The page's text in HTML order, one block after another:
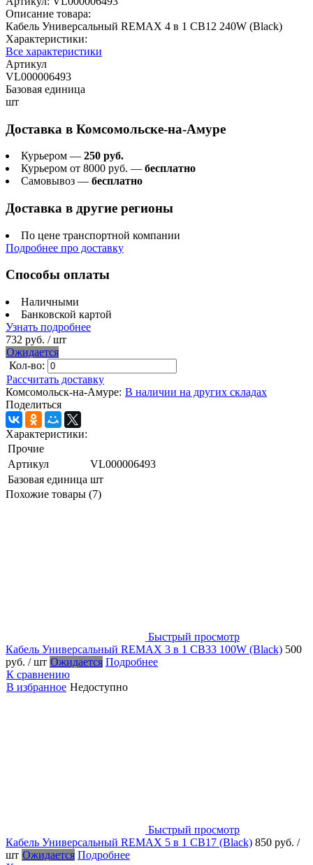
Описание товара:
Кабель Универсальный REMAX 4 в 1 CB12 240W (Black)
Характеристики:
Все характеристики
Артикул
VL000006493
Базовая единица
шт
Доставка в Комсомольске-на-Амуре
Курьером — 250 руб.
Курьером от 8000 руб. — бесплатно
Самовывоз — бесплатно
Доставка в другие регионы
По цене транспортной компании
Подробнее про доставку
Способы оплаты
Наличными
Банковской картой
Узнать подробнее
732 руб. / шт
Ожидается
Кол-во:
Рассчитать доставку
Комсомольск-на-Амуре: В наличии на других складах
Поделиться
Характеристики:
Прочие
Артикул
VL000006493
Базовая единица шт
Похожие товары (7)
Быстрый просмотр
Кабель Универсальный REMAX 3 в 1 CB33 100W (Black) 500
руб. / шт Ожидается Подробнее
К сравнению
В избранное Недоступно
Быстрый просмотр
Кабель Универсальный REMAX 5 в 1 CB17 (Black) 850 руб. /
шт Ожидается Подробнее